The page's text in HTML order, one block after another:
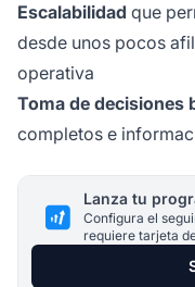
Escalabilidad que
desde unos pocos
operativa
Toma de decisiones
completos e
Lanza tu
Configura el
requiere tarjeta